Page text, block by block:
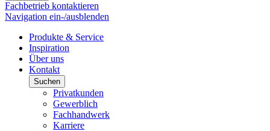
Fachbetrieb kontaktieren
Navigation ein-/ausblenden
Produkte & Service
Inspiration
Über uns
Kontakt
Suchen
Privatkunden
Gewerblich
Fachhandwerk
Karriere